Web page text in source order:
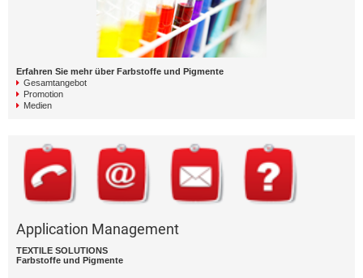
Erfahren Sie mehr über Farbstoffe und Pigmente
Gesamtangebot
Promotion
Medien
Application Management
TEXTILE SOLUTIONS
Farbstoffe und Pigmente